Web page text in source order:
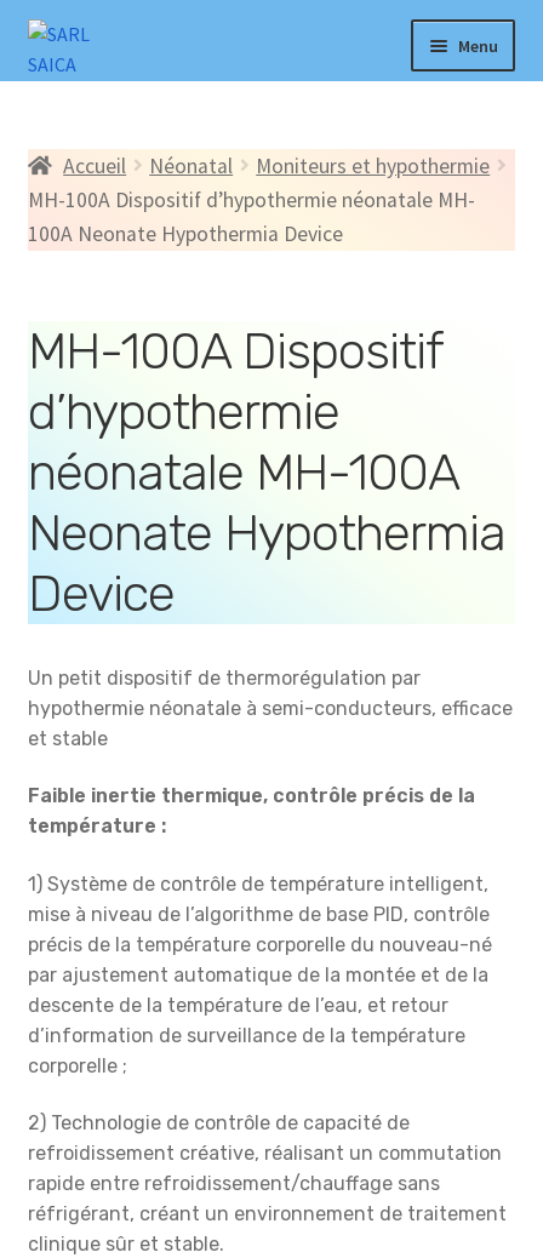
Aller
à
Aller
au
Menu
Produits
Explorer
Notre Réseau
Compte
Accueil Néonatal
Moniteurs et hypothermie
MH-100A Dispositif d’hypothermie néonatale MH-
100A Neonate Hypothermia Device
MH-100A Dispositif
d’hypothermie
néonatale MH-100A
Neonate Hypothermia
Device
Un petit dispositif de thermorégulation par
hypothermie néonatale à semi-conducteurs, efficace
et stable
Faible inertie thermique, contrôle précis de la
température :
1) Système de contrôle de température intelligent,
mise à niveau de l’algorithme de base PID, contrôle
précis de la température corporelle du nouveau-né
par ajustement automatique de la montée et de la
descente de la température de l’eau, et retour
d’information de surveillance de la température
corporelle ;
2) Technologie de contrôle de capacité de
refroidissement créative, réalisant un commutation
rapide entre refroidissement/chauffage sans
réfrigérant, créant un environnement de traitement
clinique sûr et stable.